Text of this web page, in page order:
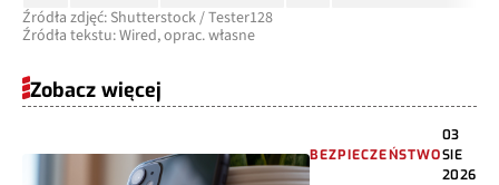
Źródła zdjęć: Shutterstock / Tester128
Źródła tekstu: Wired, oprac. własne
Zobacz więcej
BEZPIECZEŃSTWO
03
SIE
2026